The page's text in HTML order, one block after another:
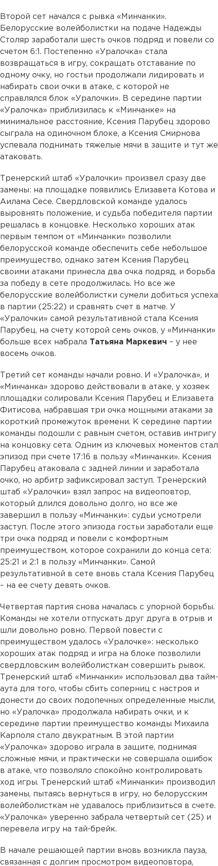
Второй сет начался с рывка «Минчанки».
Белорусские волейболистки на подаче Надежды
Столяр заработали шесть очков подряд и повели со
счетом 6:1. Постепенно «Уралочка» стала
возвращаться в игру, сокращать отставание по
одному очку, но гостьи продолжали лидировать и
набирать свои очки в атаке, с которой не
справлялся блок «Уралочки». В середине партии
«Уралочка» приблизилась к «Минчанке» на
минимальное расстояние, Ксения Парубец здорово
сыграла на одиночном блоке, а Ксения Смирнова
успевала поднимать тяжелые мячи в защите и тут же
атаковать.
Тренерский штаб «Уралочки» произвел сразу две
замены: на площадке появились Елизавета Котова и
Аилама Сесе. Свердловской команде удалось
выровнять положение, и судьба победителя партии
решалась в концовке. Несколько хороших атак
первым темпом от «Минчанки» позволили
белорусской команде обеспечить себе небольшое
преимущество, однако затем Ксения Парубец
своими атаками принесла два очка подряд, и борьба
за победу в сете продолжилась. Но все же
белорусские волейболистки сумели добиться успеха
в партии (25:22) и сравнять счет в матче. У
«Уралочки» самой результативной стала Ксения
Парубец, на счету которой семь очков, у «Минчанки»
больше всех набрала Татьяна Маркевич – у нее
восемь очков.
Третий сет команды начали ровно. И «Уралочка», и
«Минчанка» здорово действовали в атаке, у хозяек
площадки солировали Ксения Парубец и Елизавета
Фитисова, набравшая три очка мощными атаками за
короткий промежуток времени. К середине партии
команды подошли с равным счетом, оставив интригу
на концовку сета. Одним из ключевых моментов стал
эпизод при счете 17:16 в пользу «Минчанки». Ксения
Парубец атаковала с задней линии и заработала
очко, но арбитр зафиксировал заступ. Тренерский
штаб «Уралочки» взял запрос на видеоповтор,
который длился довольно долго, но все же
завершил в пользу «Минчанки»: судьи усмотрели
заступ. После этого эпизода гостьи заработали еще
три очка подряд и повели с комфортным
преимуществом, которое сохранили до конца сета:
25:21 и 2:1 в пользу «Минчанки». Самой
результативной в сете вновь стала Ксения Парубец
– на ее счету девять очков.
Четвертая партия снова началась с упорной борьбы.
Команды не хотели отпускать друг друга в отрыв и
шли довольно ровно. Первой повести с
преимуществом удалось «Уралочке»: несколько
хороших атак подряд и игра на блоке позволили
свердловским волейболисткам совершить рывок.
Тренерский штаб «Минчанки» использовал два тайм-
аута для того, чтобы сбить соперниц с настроя и
донести до своих подопечных определенные мысли,
но «Уралочка» продолжала набирать очки, и к
середине партии преимущество команды Михаила
Карполя стало двукратным. В этой партии
«Уралочка» здорово играла в защите, поднимая
сложные мячи, и практически не совершала ошибок
в атаке, что позволяло спокойно контролировать
ход игры. Тренерский штаб «Минчанки» производил
замены, пытаясь вернуться в игру, но белорусским
волейболисткам не удавалось приблизиться в счете.
«Уралочка» уверенно забрала четвертый сет (25) и
перевела игру на тай-брейк.
В начале решающей партии вновь возникла пауза,
связанная с долгим просмотром видеоповтора,